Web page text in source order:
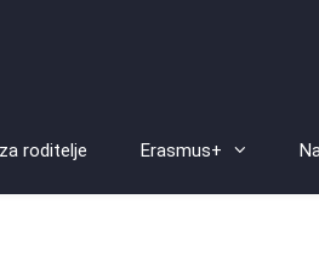
roditelje Erasmus+